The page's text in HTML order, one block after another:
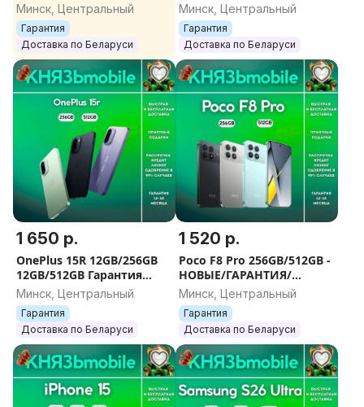
ГАРАНТИЯ/ДОСТАВКА
Минск, Центральный
Гарантия
Доставка по Беларуси
ГАРАНТИЯ/ДОСТАВКА
Минск, Центральный
Гарантия
Доставка по Беларуси
1 650 р.
OnePlus 15R 12GB/256GB
12GB/512GB Гарантия
Оригинал
Минск, Центральный
Гарантия
Доставка по Беларуси
1 520 р.
Poco F8 Pro 256GB/512GB -
НОВЫЕ/ГАРАНТИЯ/
ДОСТАВКА
Минск, Центральный
Гарантия
Доставка по Беларуси